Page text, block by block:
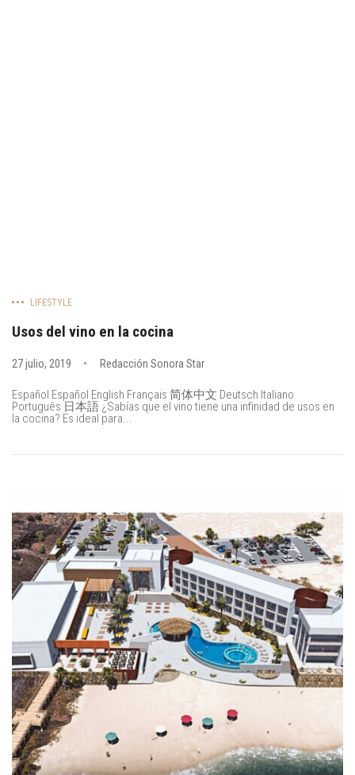
LIFESTYLE
Usos del vino en la cocina
27 julio, 2019 Redacción Sonora Star
Español Español English Français 简体中文 Deutsch Italiano
Português 日本語 ¿Sabías que el vino tiene una infinidad de usos en
la cocina? Es ideal para...